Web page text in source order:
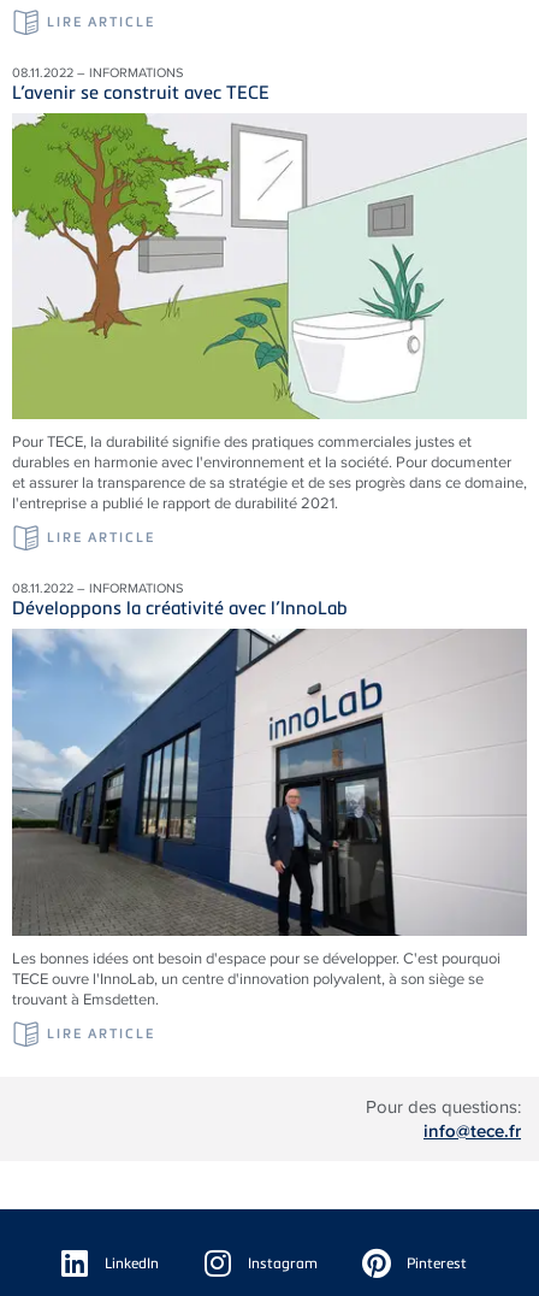
Pour des questions:
info@tece.fr
LIRE ARTICLE
08.11.2022 – INFORMATIONS
L’avenir se construit avec TECE
Pour TECE, la durabilité signifie des pratiques commerciales justes et
durables en harmonie avec l'environnement et la société. Pour documenter
et assurer la transparence de sa stratégie et de ses progrès dans ce domaine,
l'entreprise a publié le rapport de durabilité 2021.
LIRE ARTICLE
08.11.2022 – INFORMATIONS
Développons la créativité avec l’InnoLab
Les bonnes idées ont besoin d'espace pour se développer. C'est pourquoi
TECE ouvre l'InnoLab, un centre d'innovation polyvalent, à son siège se
trouvant à Emsdetten.
LIRE ARTICLE
Floating
Sidebar LinkedIn Instagram Pinterest